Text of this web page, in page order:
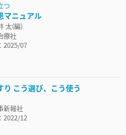
つ
マニュアル
太(編)
療社
2025/07
り こう選び、こう使う
新報社
2022/12